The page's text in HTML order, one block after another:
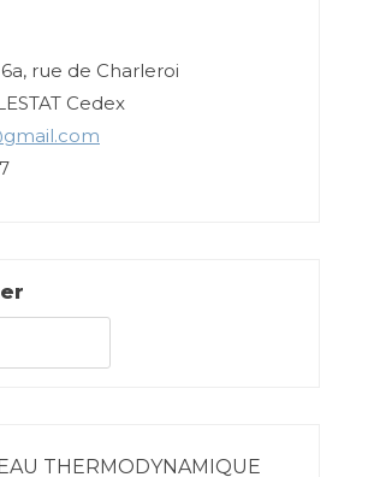
6a, rue de Charleroi
Cedex
THERMODYNAMIQUE